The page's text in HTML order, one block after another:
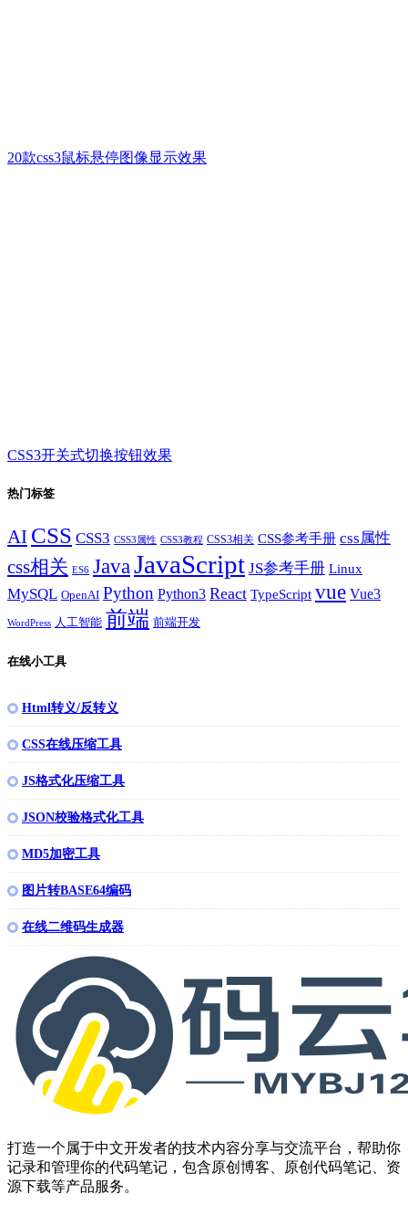
20款css3鼠标悬停图像显示效果
CSS3开关式切换按钮效果
热门标签
AI CSS CSS3 CSS3属性 CSS3教程 CSS3相关 CSS参考手册 css属性
css相关 ES6 JavaJavaScript JS参考手册 Linux
MySQL OpenAI Python Python3 React TypeScript vue Vue3
WordPress 人工智能 前端 前端开发
在线小工具
Html转义/反转义
CSS在线压缩工具
JS格式化压缩工具
JSON校验格式化工具
MD5加密工具
图片转BASE64编码
在线二维码生成器
打造一个属于中文开发者的技术内容分享与交流平台，帮助你
记录和管理你的代码笔记，包含原创博客、原创代码笔记、资
源下载等产品服务。